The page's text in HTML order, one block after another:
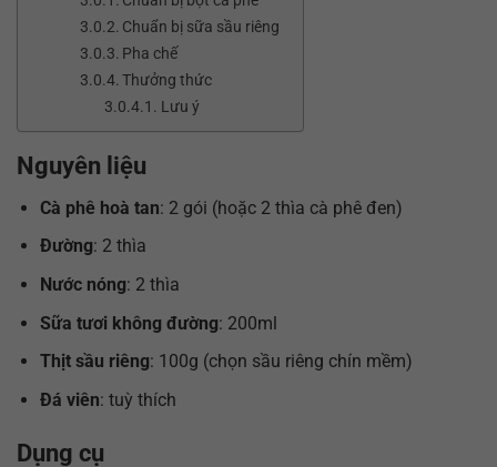
Chuẩn bị sữa sầu riêng
Pha chế
Thưởng thức
Lưu ý
Nguyên liệu
Cà phê hoà tan: 2 gói (hoặc 2 thìa cà phê đen)
Đường: 2 thìa
Nước nóng: 2 thìa
Sữa tươi không đường: 200ml
Thịt sầu riêng: 100g (chọn sầu riêng chín mềm)
Đá viên: tuỳ thích
Dụng cụ